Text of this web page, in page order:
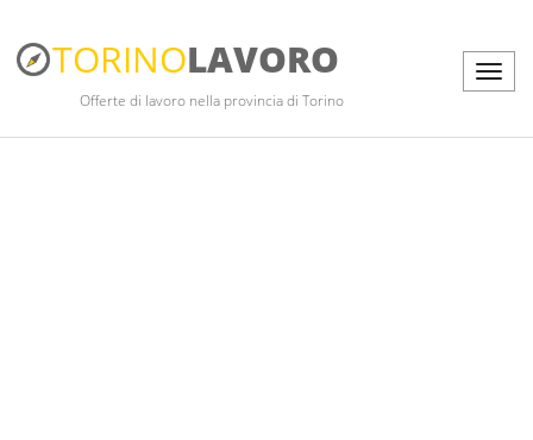
TORINOLAVORO
Offerte di lavoro nella provincia di Torino